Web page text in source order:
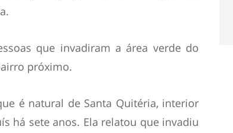
que invadiram a área verde do
próximo.
é natural de Santa Quitéria, interior
há sete anos. Ela relatou que invadiu